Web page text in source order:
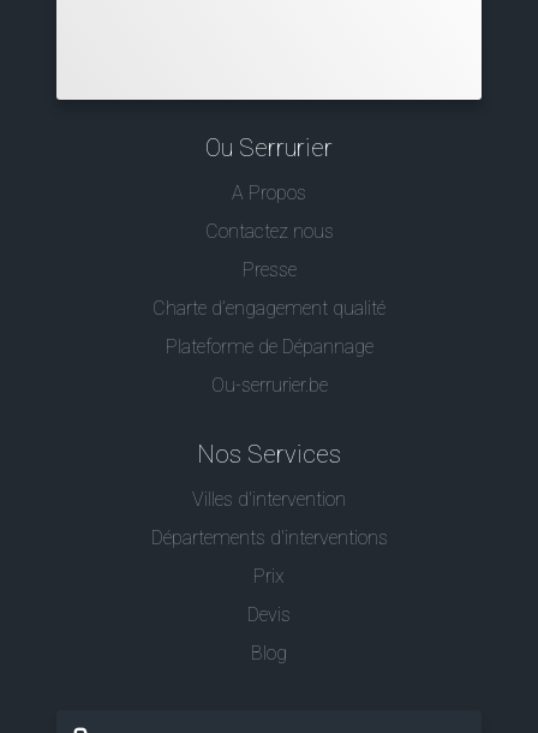
Ou Serrurier
A Propos
Contactez nous
Presse
Charte d’engagement qualité
Plateforme de Dépannage
Ou-serrurier.be
Nos Services
Villes d'intervention
Départements d'interventions
Prix
Devis
Blog